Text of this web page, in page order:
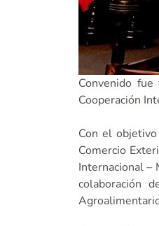
Convenido
Cooperación
Con el
Comercio
Internacional –
colaboración